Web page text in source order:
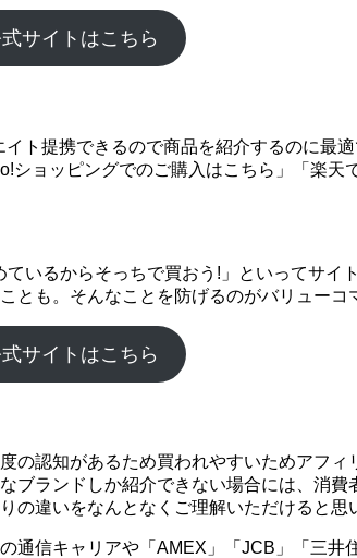
サイトはこちら
ト提携できるので商品を紹介するのに最
ョッピングでのご購入はこちら」「楽天
いるからそっちで買おう!」といってサイ
も。そんなことを防げるのがバリューコ
サイトはこちら
認知があるため買われやすいためアフ
ランドしか紹介できない場合には、消
違いをなんとなくご理解いただけると思
信キャリアや「AMEX」「JCB」「三井